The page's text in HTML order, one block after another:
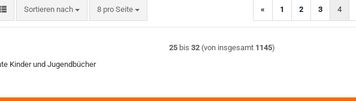
Sortieren nach
Sortieren nach 8 pro Seite
pro Seite « 1 2 3 4
25bis 32(von insgesamt 1145)
Kinder und Jugendbücher